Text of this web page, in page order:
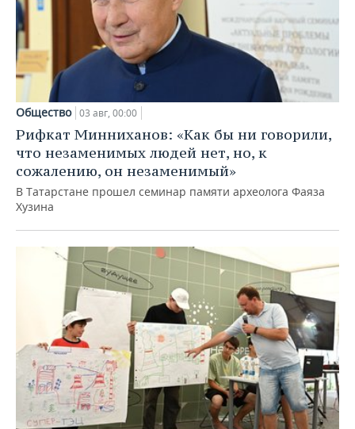
Общество 03 авг, 00:00
Рифкат Минниханов: «Как бы ни говорили,
что незаменимых людей нет, но, к
сожалению, он незаменимый»
В Татарстане прошел семинар памяти археолога Фаяза
Хузина